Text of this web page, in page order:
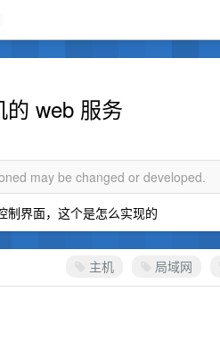
web 服务
may be changed or developed.
制界面，这个是怎么实现的
主机 局域网